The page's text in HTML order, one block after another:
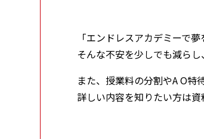
「エンドレスアカデミーで
そんな不安を少しでも減ら
また、授業料の分割やA O特
詳しい内容を知りたい方は